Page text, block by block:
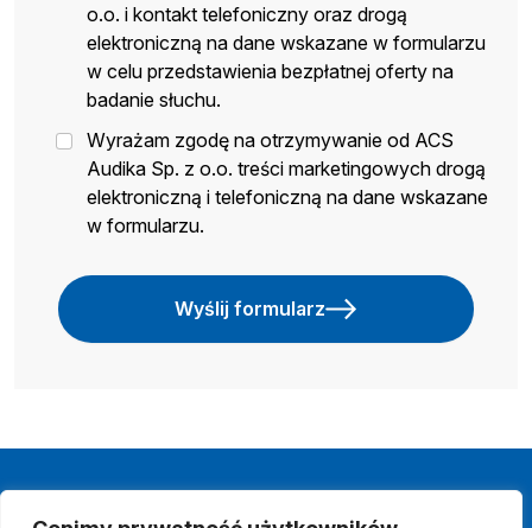
o.o. i kontakt telefoniczny oraz drogą
elektroniczną na dane wskazane w formularzu
w celu przedstawienia bezpłatnej oferty na
badanie słuchu.
Wyrażam zgodę na otrzymywanie od ACS
Audika Sp. z o.o. treści marketingowych drogą
elektroniczną i telefoniczną na dane wskazane
w formularzu.
Wyślij formularz